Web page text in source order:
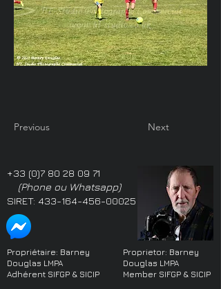
Previous Next
+33 (0)7 80 28 09 71
(Phone ou Whatsapp)
SIRET: 433-164-456-00025
Propriétaire: Barney
Douglas LMPA
Adhérent SIFGP & SICIP
Proprietor: Barney
Douglas LMPA
Member SIFGP & SICIP